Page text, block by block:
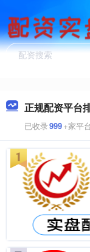
正规配资平台
已收录999+家平